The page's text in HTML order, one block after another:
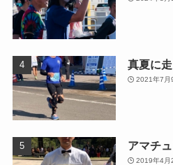
真夏に
2021年7月
アマチ
2019年4月